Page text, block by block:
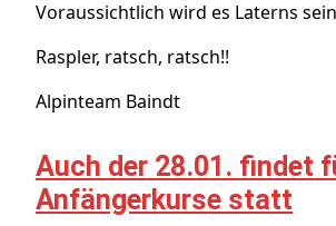
Voraussichtlich wird es Laterns
Raspler, ratsch, ratsch!!
Alpinteam Baindt
Auch der 28.01. findet
Anfängerkurse statt